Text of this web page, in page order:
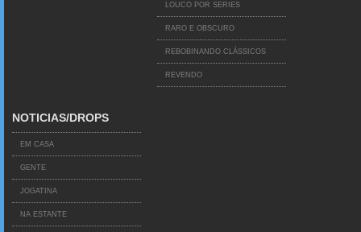
LOUCO POR SERIES
RARO E OBSCURO
REBOBINANDO CLÁSSICOS
REVENDO
NOTICIAS/DROPS
EM CASA
GENTE
JOGATINA
NA ESTANTE